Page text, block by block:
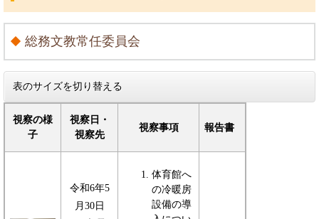
総務文教常任委員会
表のサイズを切り替える
視察の様
子
視察日・
視察先
視察事項 報告書
令和6年5
月30日
体育館へ
の冷暖房
設備の導